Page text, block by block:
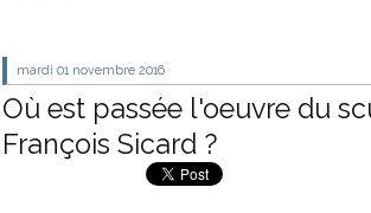
mardi 01 novembre 2016
Où est passée l'oeuvre du
François Sicard ?